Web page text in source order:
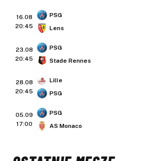
16.08
20:45
PSG
Lens
23.08
20:45
PSG
Stade Rennes
28.08
20:45
Lille
PSG
05.09
17:00
PSG
AS Monaco